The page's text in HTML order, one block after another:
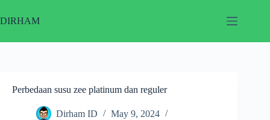
to
content
DIRHAM
Perbedaan susu zee platinum dan reguler
Dirham ID
May 9, 2024